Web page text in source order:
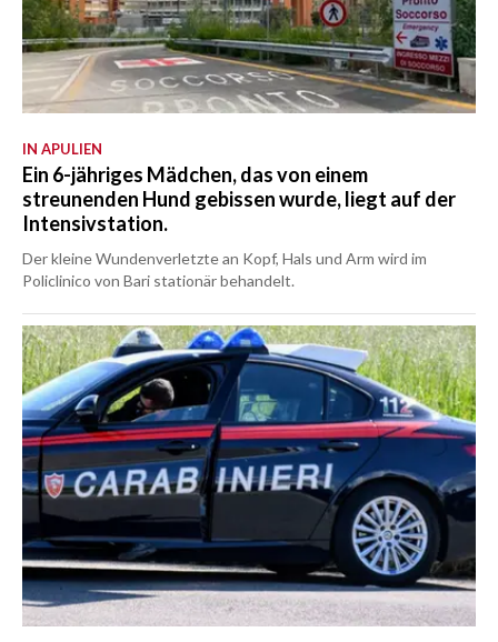
IN APULIEN
Ein 6-jähriges Mädchen, das von einem
streunenden Hund gebissen wurde, liegt auf der
Intensivstation.
Der kleine Wundenverletzte an Kopf, Hals und Arm wird im
Policlinico von Bari stationär behandelt.